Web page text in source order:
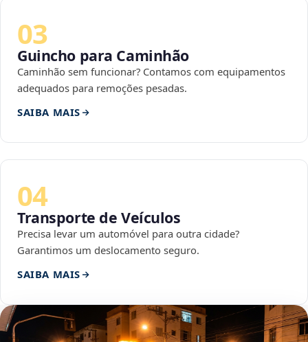
03
Guincho para Caminhão
Caminhão sem funcionar? Contamos com equipamentos
adequados para remoções pesadas.
SAIBA MAIS
04
Transporte de Veículos
Precisa levar um automóvel para outra cidade?
Garantimos um deslocamento seguro.
SAIBA MAIS